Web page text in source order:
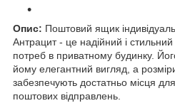
Опис: Поштовий ящик
Антрацит - це надійний і
потреб в приватному будинку.
йому елегантний вигляд, а
забезпечують достатньо місця
поштових відправлень.